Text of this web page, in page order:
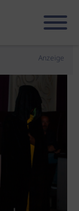
Anzeige